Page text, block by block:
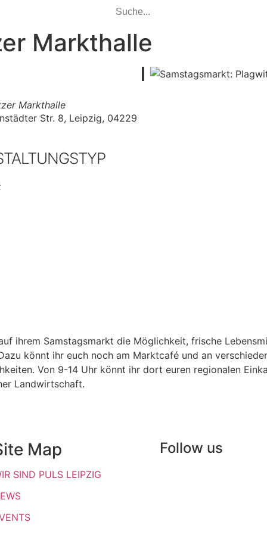
Markthalle
Markthalle
Str. 8, Leipzig, 04229
ihrem Samstagsmarkt die Möglichkeit, frische
könnt ihr euch noch am Marktcafé und an
Von 9-14 Uhr könnt ihr dort euren regionalen
Landwirtschaft.
Map
SIND PULS LEIPZIG
Follow us